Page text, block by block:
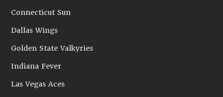
Connecticut Sun
Dallas Wings
Golden State Valkyries
Indiana Fever
Las Vegas Aces